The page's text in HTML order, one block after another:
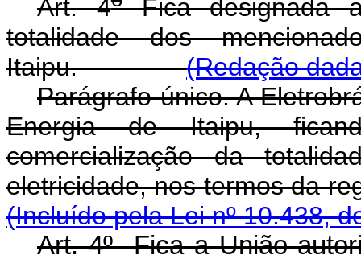
Art. 4 Fica designada
totalidade dos
Itaipu.(Redação
Parágrafo único. A
Energia de Itaipu,
comercialização da
eletricidade, nos
(Incluído pela Lei nº 10.438,
Art. 4º Fica a União